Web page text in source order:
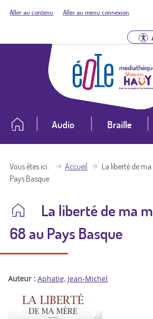
Aller au contenu Aller au menu connexion
Audio Braille
Vous êtes ici Accueil
La liberté de
Pays Basque
La liberté de ma
68 au Pays Basque
Auteur : Aphatie, Jean-Michel